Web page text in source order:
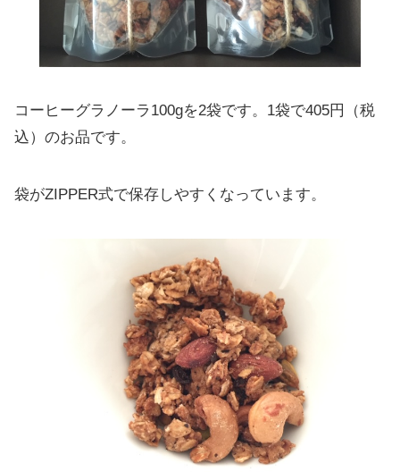
コーヒーグラノーラ100gを2袋です。1袋で405円（税
込）のお品です。
袋がZIPPER式で保存しやすくなっています。